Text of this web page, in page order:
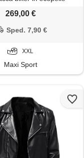
269,00 €
Sped. 7,90 €
XXL
Maxi Sport